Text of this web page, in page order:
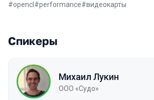
#opencl #performance#видеокарты
Спикеры
Михаил Лукин
ООО «Судо»